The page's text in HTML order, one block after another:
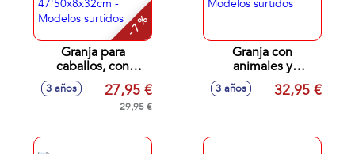
- 7 %
Granja para
caballos, con
establo, granjeros y
accesorios
47'50x8x32cm -
3 años 27,95 €
29,95 €
Granja con
animales y
accesorios,
41x10'50x35cm -
3 años 32,95 €